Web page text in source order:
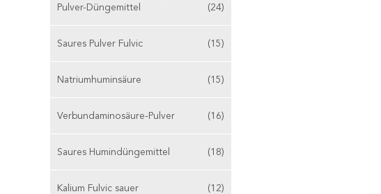
Pulver-Düngemittel
(24)
Saures Pulver Fulvic (15)
Natriumhuminsäure (15)
Verbundaminosäure-Pulver (16)
Saures Humindüngemittel (18)
Kalium Fulvic sauer (12)